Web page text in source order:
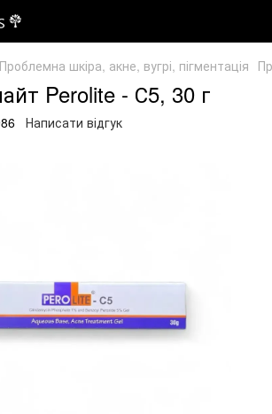
Проблемна шкіра, акне, вугрі, пігментація
Perolite - С5, 30 г
Написати відгук